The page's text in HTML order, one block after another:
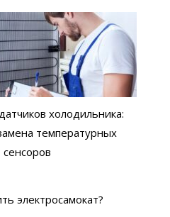
холодильника:
температурных
сенсоров
электросамокат?